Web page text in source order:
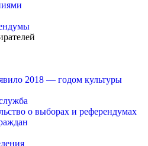
2018 — годом культуры
о выборах и референдумах